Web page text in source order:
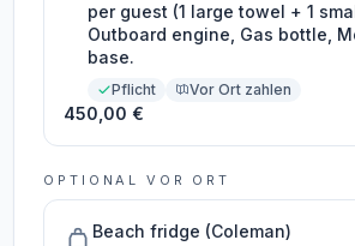
per guest (1 large towel + 1
Outboard engine, Gas bottle,
base.
Pflicht Vor Ort zahlen
450,00 €
OPTIONAL VOR ORT
Beach fridge (Coleman)